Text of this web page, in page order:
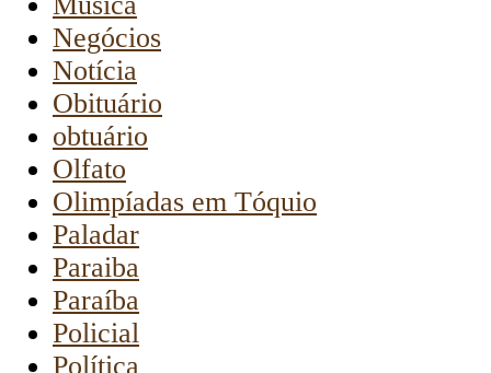
Negócios
Notícia
Obituário
obtuário
Olfato
Olimpíadas em Tóquio
Paladar
Paraiba
Paraíba
Policial
Política